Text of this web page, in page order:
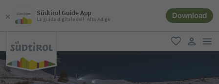
Südtirol Guide App
La guida digitale dell´Alto Adige Download
favoriti
user link